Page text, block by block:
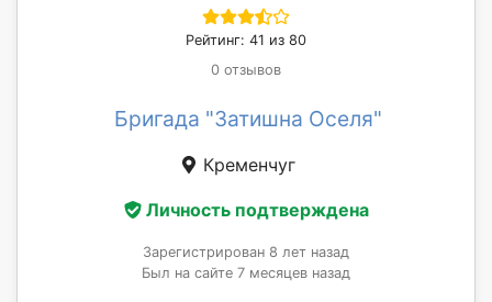
Рейтинг: 41 из 80
0 отзывов
Бригада "Затишна Оселя"
Кременчуг
Личность подтверждена
Зарегистрирован 8 лет назад
Был на сайте 7 месяцев назад